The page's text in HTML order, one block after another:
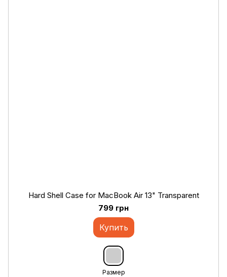
Hard Shell Case for MacBook Air 13" Transparent
799 грн
Купить
Размер